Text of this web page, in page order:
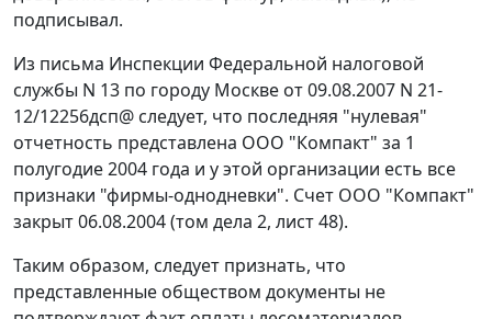
подписывал.
Из письма Инспекции Федеральной налоговой
службы N 13 по городу Москве от 09.08.2007 N 21-
12/12256дсп@ следует, что последняя "нулевая"
отчетность представлена ООО "Компакт" за 1
полугодие 2004 года и у этой организации есть все
признаки "фирмы-однодневки". Счет ООО "Компакт"
закрыт 06.08.2004 (том дела 2, лист 48).
Таким образом, следует признать, что
представленные обществом документы не